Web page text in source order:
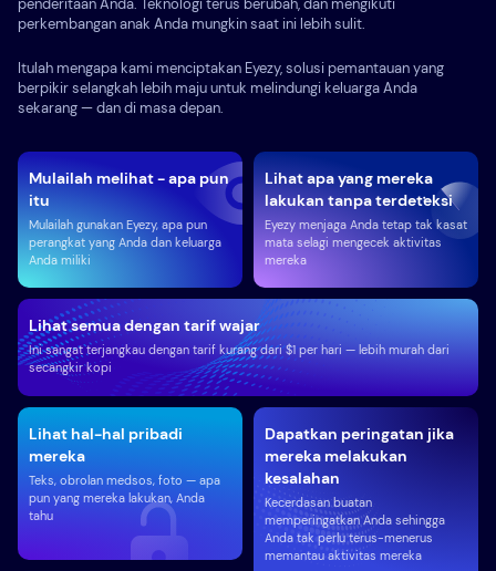
penderitaan Anda. Teknologi terus berubah, dan mengikuti
perkembangan anak Anda mungkin saat ini lebih sulit.
Itulah mengapa kami menciptakan Eyezy, solusi pemantauan yang
berpikir selangkah lebih maju untuk melindungi keluarga Anda
sekarang — dan di masa depan.
Mulailah melihat - apa pun
itu
Mulailah gunakan Eyezy, apa pun
perangkat yang Anda dan keluarga
Anda miliki
Lihat apa yang mereka
lakukan tanpa terdeteksi
Eyezy menjaga Anda tetap tak kasat
mata selagi mengecek aktivitas
mereka
Lihat hal-hal pribadi
mereka
Teks, obrolan medsos, foto — apa
pun yang mereka lakukan, Anda
tahu
Lihat semua dengan tarif wajar
Ini sangat terjangkau dengan tarif kurang dari $1 per hari — lebih murah dari
secangkir kopi
Dapatkan peringatan jika
mereka melakukan
kesalahan
Kecerdasan buatan
memperingatkan Anda sehingga
Anda tak perlu terus-menerus
memantau aktivitas mereka